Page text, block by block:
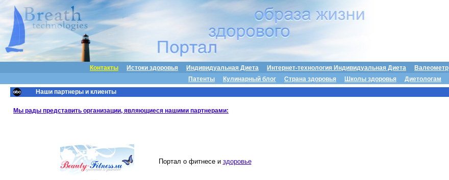
Контакты Истоки здоровья Индивидуальная Диета Интернет-технология Индивидуальная Диета Валеометр
Патенты
Кулинарный блог Страна здоровья Школы здоровья Диетологам
Наши партнеры и клиенты
Мы рады представить организации, являющиеся нашими партнерами:
Портал о фитнесе и здоровье